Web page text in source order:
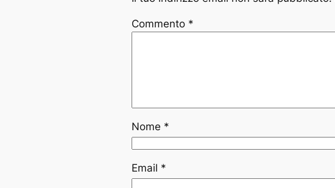
Commento *
Nome *
Email *